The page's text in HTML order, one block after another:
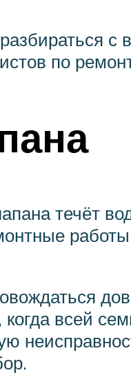
по
течёт
всей